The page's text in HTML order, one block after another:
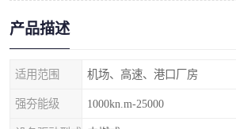
产品描述
适用范围 机场、高速、港口厂房
强夯能级 1000kn.m-25000